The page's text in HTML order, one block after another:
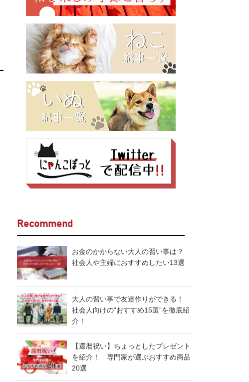
Recommend
お金のかからない大人の習い事は？
社会人や主婦におすすめしたい13選
大人の習い事で友達作りができる！
社会人向けの“おすすめ15選”を徹底紹
介！
【還暦祝い】ちょっとしたプレゼント
を紹介！ 専門家が選ぶおすすめ商品
20選